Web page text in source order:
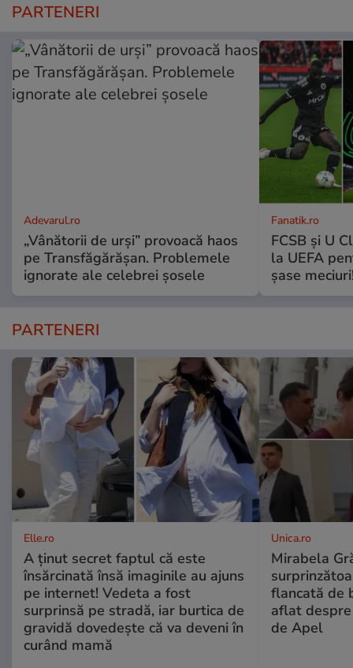
PARTENERI
Adevarul.ro
„Vânătorii de urși” provoacă haos
pe Transfăgărășan. Problemele
ignorate ale celebrei șosele
Fanatik.ro
FCSB și U
la UEFA
șase
PARTENERI
Elle.ro
A ținut secret faptul că este
însărcinată însă imaginile au ajuns
pe internet! Vedeta a fost
surprinsă pe stradă, iar burtica de
gravidă dovedește că va deveni în
curând mamă
Unica.ro
Mirabela
flancată de
aflat
de Apel